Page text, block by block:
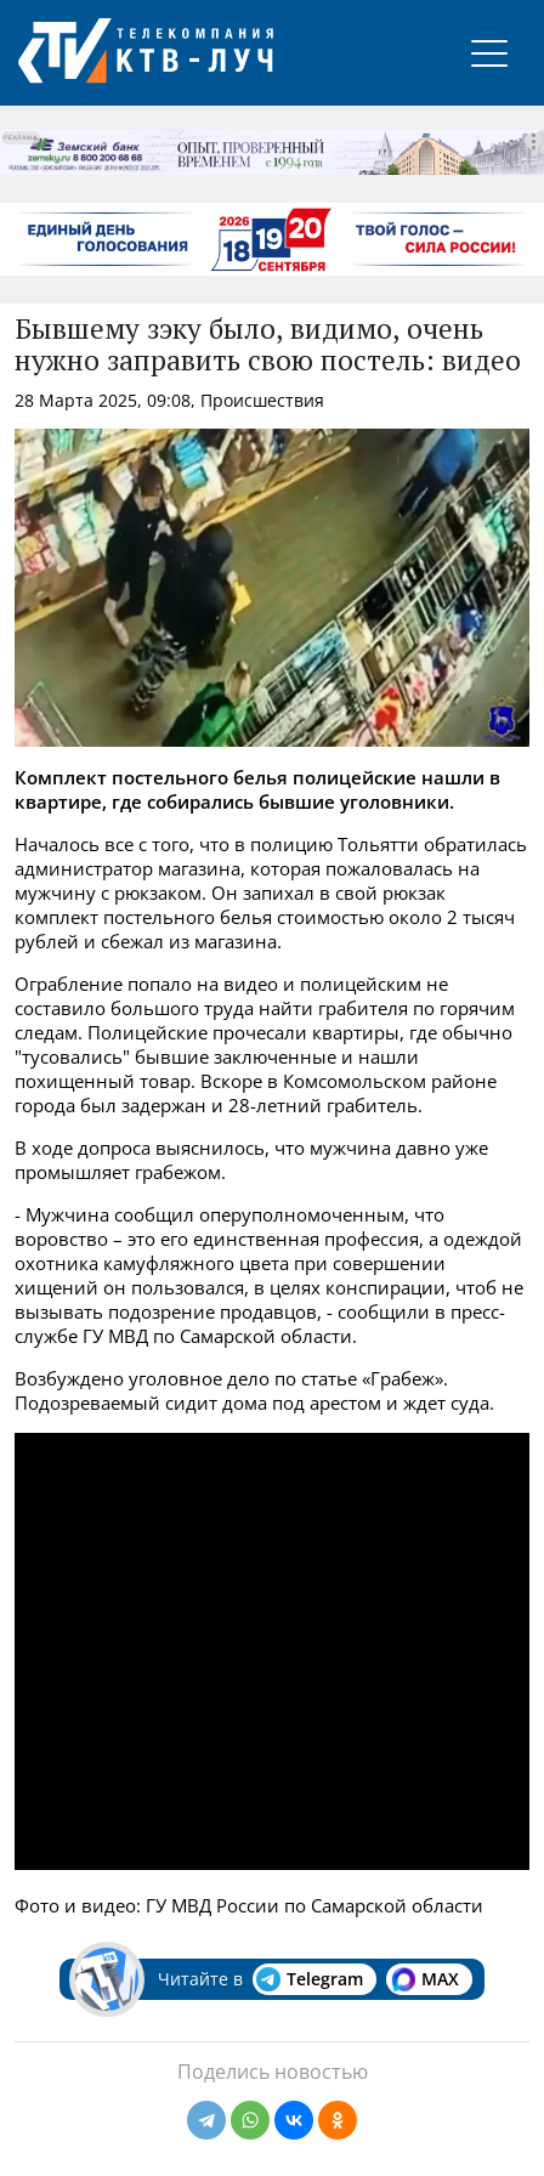
РЕКЛАМА
Бывшему зэку было, видимо, очень
нужно заправить свою постель: видео
28 Марта 2025, 09:08, Происшествия
Комплект постельного белья полицейские нашли в
квартире, где собирались бывшие уголовники.
Началось все с того, что в полицию Тольятти обратилась
администратор магазина, которая пожаловалась на
мужчину с рюкзаком. Он запихал в свой рюкзак
комплект постельного белья стоимостью около 2 тысяч
рублей и сбежал из магазина.
Ограбление попало на видео и полицейским не
составило большого труда найти грабителя по горячим
следам. Полицейские прочесали квартиры, где обычно
"тусовались" бывшие заключенные и нашли
похищенный товар. Вскоре в Комсомольском районе
города был задержан и 28-летний грабитель.
В ходе допроса выяснилось, что мужчина давно уже
промышляет грабежом.
- Мужчина сообщил оперуполномоченным, что
воровство – это его единственная профессия, а одеждой
охотника камуфляжного цвета при совершении
хищений он пользовался, в целях конспирации, чтоб не
вызывать подозрение продавцов, - сообщили в пресс-
службе ГУ МВД по Самарской области.
Возбуждено уголовное дело по статье «Грабеж».
Подозреваемый сидит дома под арестом и ждет суда.
Фото и видео: ГУ МВД России по Самарской области
Читайте в Telegram MAX
Поделись новостью